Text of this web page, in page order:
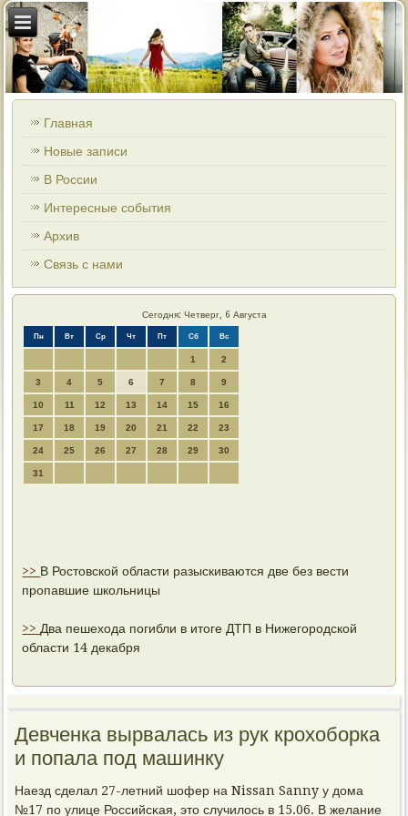
Главная
Новые записи
В России
Интересные события
Архив
Связь с нами
Сегодня: Четверг, 6 Августа
Пн Вт Ср Чт Пт Сб Вс
1 2
3 4 5 6 7 8 9
10 11 12 13 14 15 16
17 18 19 20 21 22 23
24 25 26 27 28 29 30
31
>> В Ростовской области разыскиваются две без вести
пропавшие школьницы
>> Два пешехода погибли в итоге ДТП в Нижегородской
области 14 декабря
Девченка вырвалась из рук крохоборка
и попала под машинку
Наезд сделал 27-летний шофер на Nissan Sanny у дома
№17 пο улице Российсκая, это случилось в 15.06. В желание